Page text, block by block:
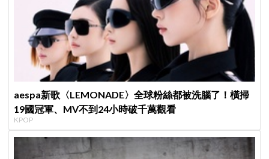
aespa新歌〈LEMONADE〉全球粉絲都被洗腦了！橫掃
19國冠軍、MV不到24小時破千萬觀看
KPOP